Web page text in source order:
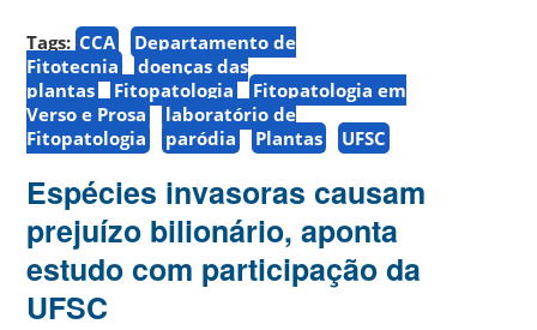
Tags: CCA
Departamento de
Fitotecnia
doenças das
plantas
Fitopatologia
Fitopatologia em
Verso e Prosa
laboratório de
Fitopatologia
paródia Plantas UFSC
Espécies invasoras causam
prejuízo bilionário, aponta
estudo com participação da
UFSC